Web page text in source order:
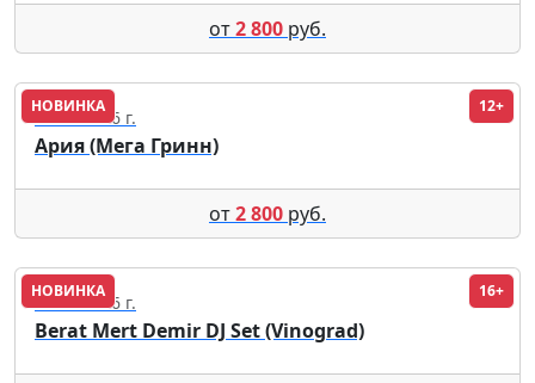
от2 800 руб.
НОВИНКА 12+
19.09.2026 г.
Ария (Мега Гринн)
от2 800 руб.
НОВИНКА 16+
11.08.2026 г.
Berat Mert Demir DJ Set (Vinograd)